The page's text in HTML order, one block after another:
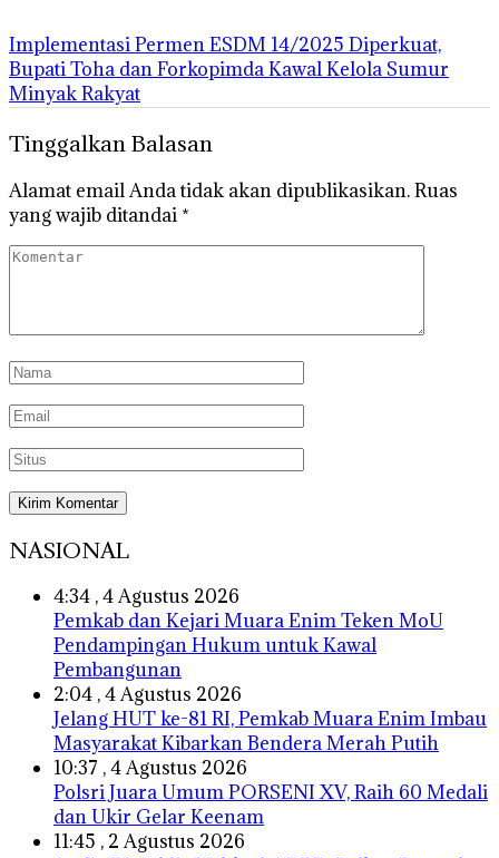
Implementasi Permen ESDM 14/2025 Diperkuat,
Bupati Toha dan Forkopimda Kawal Kelola Sumur
Minyak Rakyat
Tinggalkan Balasan
Alamat email Anda tidak akan dipublikasikan.Ruas
yang wajib ditandai *
NASIONAL
4:34 , 4 Agustus 2026
Pemkab dan Kejari Muara Enim Teken MoU
Pendampingan Hukum untuk Kawal
Pembangunan
2:04 , 4 Agustus 2026
Jelang HUT ke-81 RI, Pemkab Muara Enim Imbau
Masyarakat Kibarkan Bendera Merah Putih
10:37 , 4 Agustus 2026
Polsri Juara Umum PORSENI XV, Raih 60 Medali
dan Ukir Gelar Keenam
11:45 , 2 Agustus 2026